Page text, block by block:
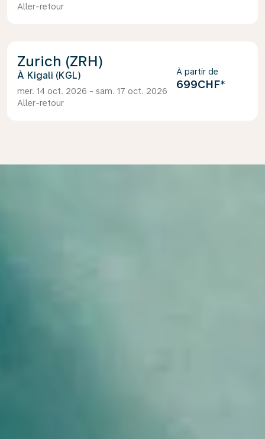
Aller-retour
Zurich (ZRH)
Kigali (KGL)
mer. 14 oct. 2026 - sam. 17 oct. 2026
Aller-retour
À partir de
699CHF*